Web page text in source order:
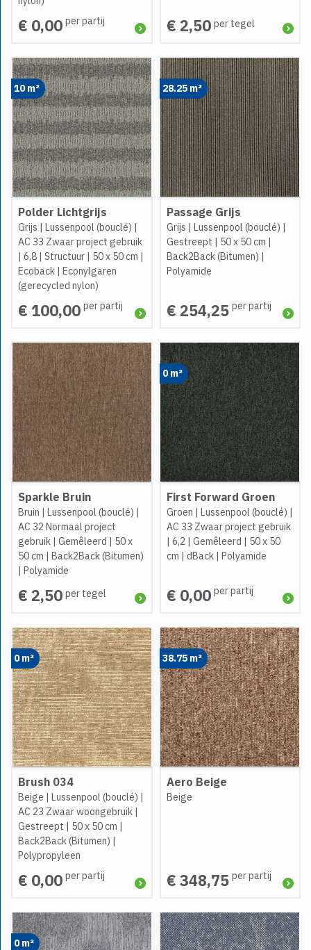
€ 0,00 per partij € 2,50 per tegel
10 m²
Polder Lichtgrijs
Grijs | Lussenpool (bouclé) |
AC 33 Zwaar project gebruik
| 6,8 | Structuur | 50 x 50 cm |
Ecoback | Econylgaren
(gerecycled nylon)
€ 100,00 per partij
28.25 m²
Passage Grijs
Grijs | Lussenpool (bouclé) |
Gestreept | 50 x 50 cm |
Back2Back (Bitumen) |
Polyamide
€ 254,25 per partij
Sparkle Bruin
Bruin | Lussenpool (bouclé) |
AC 32 Normaal project
gebruik | Gemêleerd | 50 x
50 cm | Back2Back (Bitumen)
| Polyamide
€ 2,50 per tegel
0 m²
First Forward Groen
Groen | Lussenpool (bouclé) |
AC 33 Zwaar project gebruik
| 6,2 | Gemêleerd | 50 x 50
cm | dBack| Polyamide
€ 0,00 per partij
0 m²
Brush 034
Beige | Lussenpool (bouclé) |
AC 23 Zwaar woongebruik |
Gestreept | 50 x 50 cm |
Back2Back (Bitumen) |
Polypropyleen
€ 0,00 per partij
38.75 m²
Aero Beige
Beige
€ 348,75 per partij
0 m²